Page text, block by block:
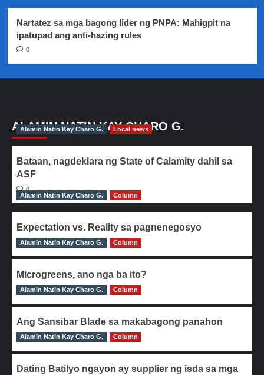
Nartatez sa mga bagong lider ng PNPA: Mahigpit na
ipatupad ang anti-hazing rules
0
ALAMIN NATIN KAY CHARO G.
Alamin Natin Kay Charo G. Local news
Bataan, nagdeklara ng State of Calamity dahil sa
ASF
0
Alamin Natin Kay Charo G.
Column
Expectation vs. Reality sa pagnenegosyo
0
Alamin Natin Kay Charo G. Column
Microgreens, ano nga ba ito?
0
Alamin Natin Kay Charo G. Column
Ang Sansibar Blade sa makabagong panahon
0
Alamin Natin Kay Charo G. Column
Dating Batilyo ngayon ay supplier ng isda sa mga